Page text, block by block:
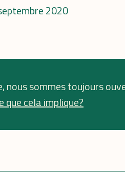
2020
nous sommes toujours
que cela implique?